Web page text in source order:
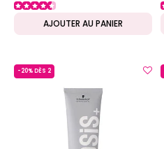
AJOUTER AU PANIER
-20% DÈS 2